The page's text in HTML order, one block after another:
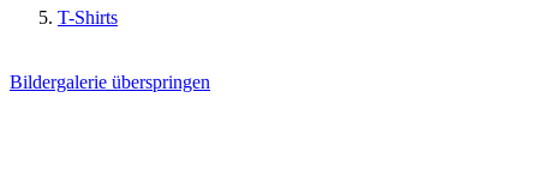
T-Shirts
Bildergalerie überspringen